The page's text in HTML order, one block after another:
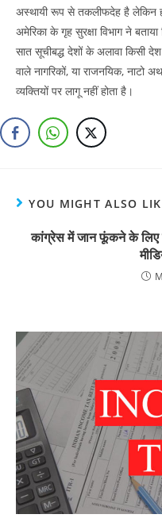
अस्थायी रूप से तकलीफदेह है लेकिन
अमेरिका के गृह सुरक्षा विभाग ने
सात सूचीबद्ध देशों के अलावा किसी
वाले नागरिकों, या राजनयिक, नाटो
व्यक्तियों पर लागू नहीं होता है।
YOU MIGHT ALSO
कांग्रेस में जान फूंकने के लिए